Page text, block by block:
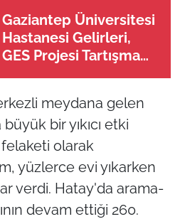
Gaziantep Üniversitesi
Hastanesi Gelirleri,
GES Projesi Tartışma
meydana gelen
bir yıkıcı etki
olarak
yüzlerce evi yıkarken
verdi. Hatay'da arama-
devam ettiği 260.